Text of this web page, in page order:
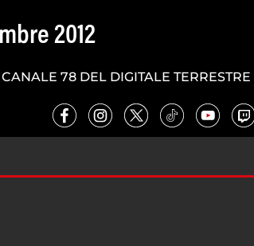
2012
78 DEL DIGITALE TERRESTRE